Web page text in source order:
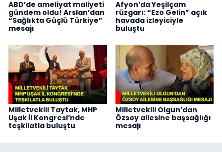
ABD’de ameliyat maliyeti
gündem oldu! Arslan’dan
“Sağlıkta Güçlü Türkiye”
mesajı
Afyon’da Yeşilçam
rüzgarı: “Ezo Gelin” açık
havada izleyiciyle
buluştu
Milletvekili Taytak, MHP
Uşak İl Kongresi’nde
teşkilatla buluştu
Milletvekili Olgun’dan
Özsoy ailesine başsağlığı
mesajı